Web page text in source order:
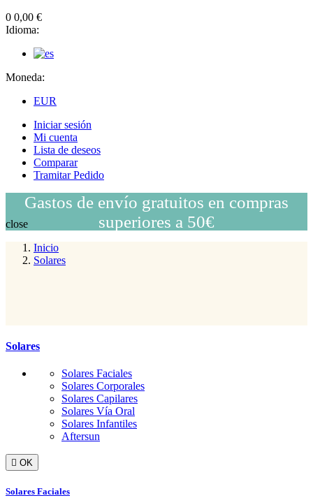
0 0,00 €
Idioma:
Moneda:
EUR
Iniciar sesión
Mi cuenta
Lista de deseos
Comparar
Tramitar Pedido
Gastos de envío gratuitos en compras
superiores a 50€
close
Inicio
Solares
Solares
Solares Faciales
Solares Corporales
Solares Capilares
Solares Vía Oral
Solares Infantiles
Aftersun
 OK
Solares Faciales